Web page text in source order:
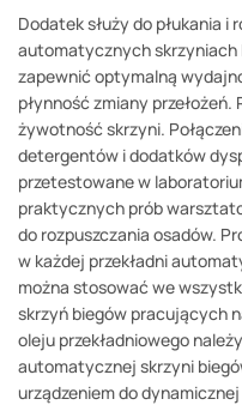
Dodatek służy do płukania i
automatycznych skrzyniach
zapewnić optymalną
płynność zmiany
żywotność skrzyni.
detergentów i dodatków
przetestowane w
praktycznych prób
do rozpuszczania osadów.
w każdej przekładni
można stosować we
skrzyń biegów pracujących
oleju przekładniowego
automatycznej skrzyni
urządzeniem do